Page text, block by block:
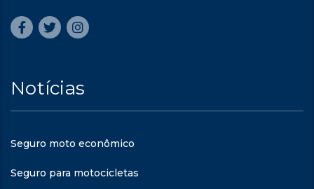
Notícias
Seguro moto econômico
Seguro para motocicletas